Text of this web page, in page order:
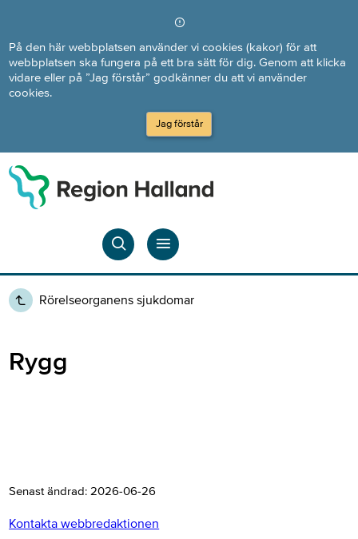
På den här webbplatsen använder vi cookies (kakor) för att
webbplatsen ska fungera på ett bra sätt för dig. Genom att klicka
vidare eller på ”Jag förstår” godkänner du att vi använder
cookies.
Jag förstår
Rörelseorganens sjukdomar
Rygg
Senast ändrad:2026-06-26
Kontakta webbredaktionen